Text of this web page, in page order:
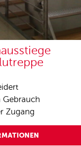
Gebrauch
Zugang